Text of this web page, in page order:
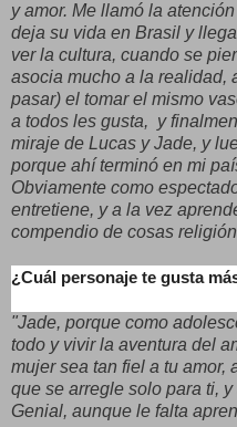
y amor. Me llamó la
deja su vida en Brasil y
ver la cultura, cuando se
asocia mucho a la realidad,
pasar) el tomar el mismo
a todos les gusta, y
miraje de Lucas y Jade, y
porque ahí terminó en mi
Obviamente como
entretiene, y a la vez
compendio de cosas
¿Cuál personaje te gusta
"Jade, porque como
todo y vivir la aventura del
mujer sea tan fiel a tu amor,
que se arregle solo para ti,
Genial, aunque le falta